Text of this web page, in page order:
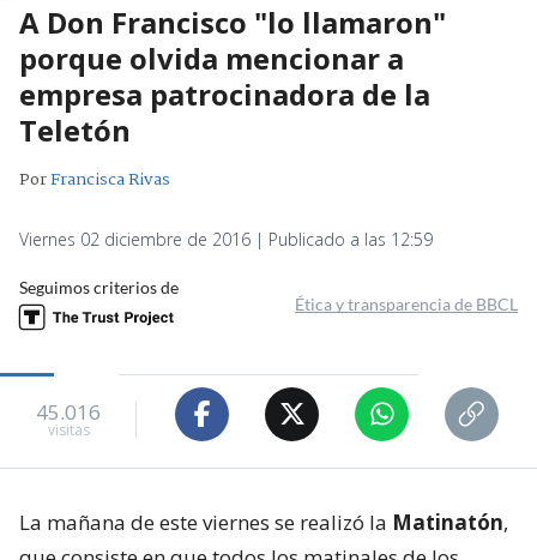
A Don Francisco "lo llamaron"
porque olvida mencionar a
empresa patrocinadora de la
Teletón
PorFrancisca Rivas
Viernes 02 diciembre de 2016 | Publicado a las 12:59
Seguimos criterios de
Ética y transparencia de BBCL
45.016
visitas
La mañana de este viernes se realizó la Matinatón,